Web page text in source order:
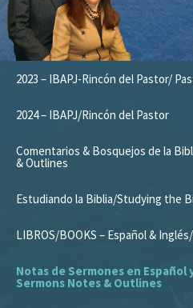
content
2023 – IBAPJ-Rincón del Pastor/
2024 – IBAPJ/Rincón del Pastor
Comentarios & Bosquejos de la
& Outlines
Estudiando la Biblia/Studying the
LIBROS/BOOKS – Español &
Notas de Sermones en Español
Sermons Notes & Outlines